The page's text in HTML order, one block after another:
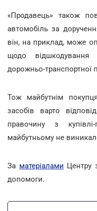
«Продавець» також
автомобіль за
він, на приклад, може
щодо відшкодування
дорожньо-транспортної
Тож майбутнім
засобів варто
правочину з
майбутньому не
За матеріалами Центру
допомоги.